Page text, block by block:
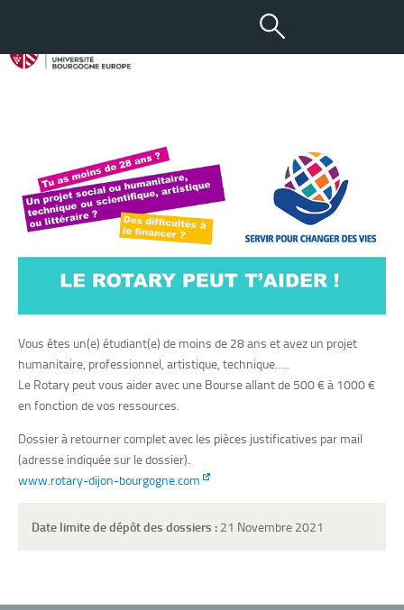
22 OCT 2021
Bourses Rotary
Vous êtes un(e) étudiant(e) de moins de 28 ans et avez un projet
humanitaire, professionnel, artistique, technique…..
Le Rotary peut vous aider avec une Bourse allant de 500 € à 1000 €
en fonction de vos ressources.
Dossier à retourner complet avec les pièces justificatives par mail
(adresse indiquée sur le dossier).
www.rotary-dijon-bourgogne.com
Date limite de dépôt des dossiers : 21 Novembre 2021